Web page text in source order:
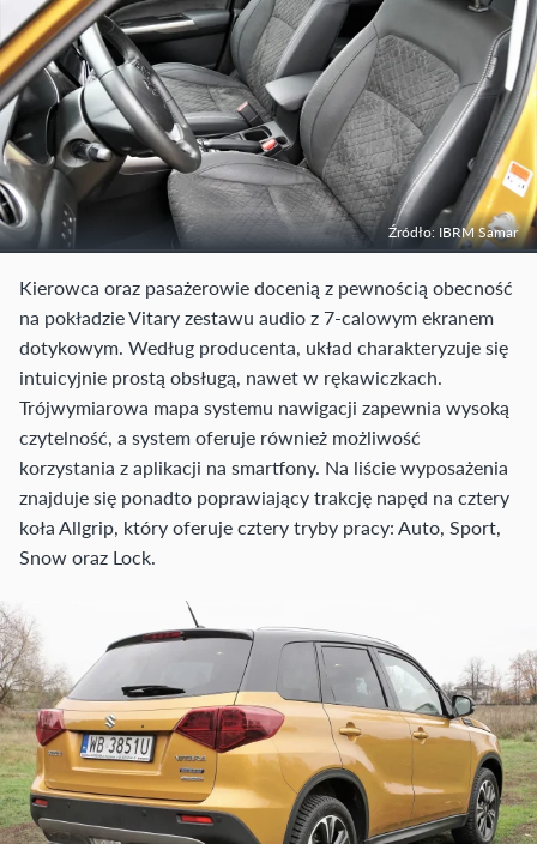
Źródło: IBRM Samar
Kierowca oraz pasażerowie docenią z pewnością obecność
na pokładzie Vitary zestawu audio z 7-calowym ekranem
dotykowym. Według producenta, układ charakteryzuje się
intuicyjnie prostą obsługą, nawet w rękawiczkach.
Trójwymiarowa mapa systemu nawigacji zapewnia wysoką
czytelność, a system oferuje również możliwość
korzystania z aplikacji na smartfony. Na liście wyposażenia
znajduje się ponadto poprawiający trakcję napęd na cztery
koła Allgrip, który oferuje cztery tryby pracy: Auto, Sport,
Snow oraz Lock.